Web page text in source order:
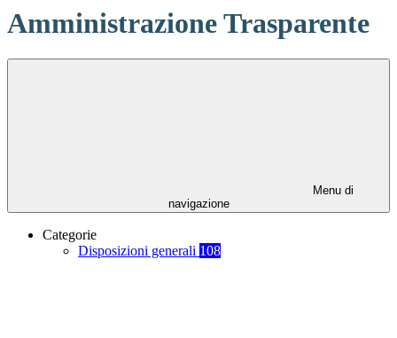
Amministrazione Trasparente
Menu di
navigazione
Categorie
Disposizioni generali 108